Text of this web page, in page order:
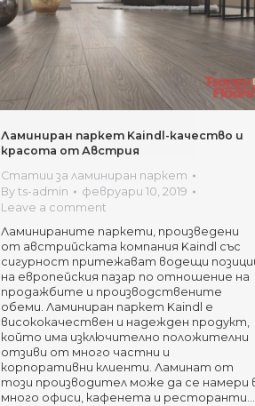
Ламиниран паркет Kaindl-качество и
красота от Австрия
Статии за ламиниран паркет
Byts-admin
февруари 10, 2019
Leave a comment
Ламинираните паркети, произведени
от австрийската компания Kaindl със
сигурност притежават водещи
на европейския пазар по отношение на
продажбите и производствените
обеми. Ламиниран паркет Kaindl е
висококачествен и надежден продукт,
който има изключително положителни
отзиви от много частни и
корпоративни клиенти. Ламинат от
този производител може да се намери
много офиси, кафенета и ресторанти…